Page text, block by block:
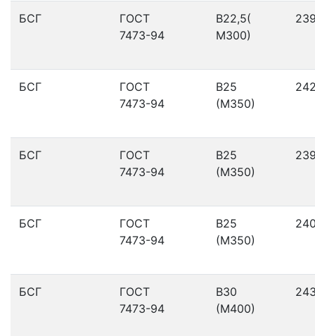
БСГ
ГОСТ
7473-94
В22,5(
М300)
БСГ
ГОСТ
7473-94
В25
(М350)
БСГ
ГОСТ
7473-94
В25
(М350)
БСГ
ГОСТ
7473-94
В25
(М350)
БСГ
ГОСТ
7473-94
В30
(М400)